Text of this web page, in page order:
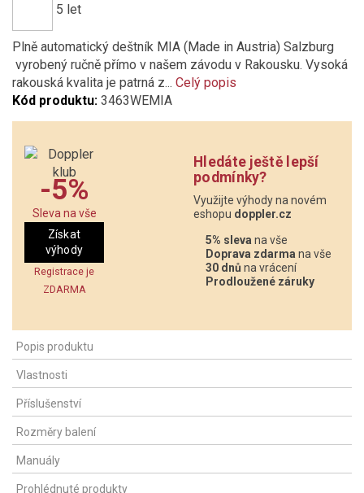
5 let
Plně automatický deštník MIA (Made in Austria) Salzburg
vyrobený ručně přímo v našem závodu v Rakousku. Vysoká
rakouská kvalita je patrná z... Celý popis
Kód produktu: 3463WEMIA
-5%
Sleva na vše
Získat
výhody
Registrace je
ZDARMA
Hledáte ještě lepší
podmínky?
Využijte výhody na novém
eshopu doppler.cz
5% sleva na vše
Doprava zdarma na vše
30 dnů na vrácení
Prodloužené záruky
Popis produktu
Vlastnosti
Příslušenství
Rozměry balení
Manuály
Prohlédnuté produkty